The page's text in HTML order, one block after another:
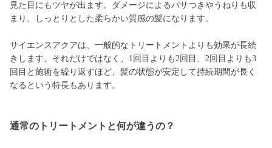
見た目にもツヤが出ます。ダメージによるパサつきやうねりも収
まり、しっとりとした柔らかい質感の髪になります。
サイエンスアクアは、一般的なトリートメントよりも効果が長続
きします。それだけではなく、1回目よりも2回目、2回目よりも3
回目と施術を繰り返すほど、髪の状態が安定して持続期間が長く
なるという特長もあります。
通常のトリートメントと何が違うの？